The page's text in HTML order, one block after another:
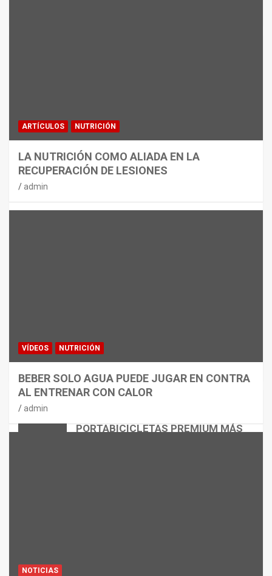
PORTABICICLETAS PREMIUM MÁS
ARTÍCULOS NUTRICIÓN
LA NUTRICIÓN COMO ALIADA EN LA
RECUPERACIÓN DE LESIONES
admin
VÍDEOS NUTRICIÓN
BEBER SOLO AGUA PUEDE JUGAR EN CONTRA
AL ENTRENAR CON CALOR
admin
NOTICIAS